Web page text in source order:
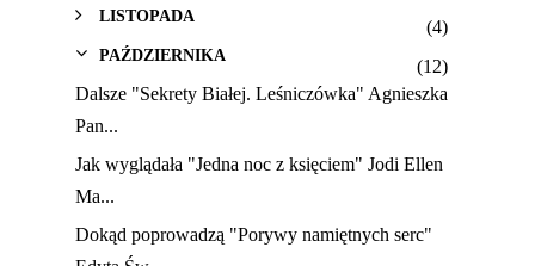
LISTOPADA
(4)
PAŹDZIERNIKA
(12)
Dalsze "Sekrety Białej. Leśniczówka" Agnieszka
Pan...
Jak wyglądała "Jedna noc z księciem" Jodi Ellen
Ma...
Dokąd poprowadzą "Porywy namiętnych serc"